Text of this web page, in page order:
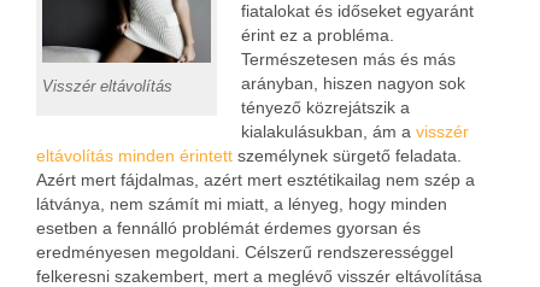
Visszér eltávolítás
fiatalokat és időseket egyaránt
érint ez a probléma.
Természetesen más és más
arányban, hiszen nagyon sok
tényező közrejátszik a
kialakulásukban, ám avisszér
eltávolítás minden érintett személynek sürgető feladata.
Azért mert fájdalmas, azért mert esztétikailag nem szép a
látványa, nem számít mi miatt, a lényeg, hogy minden
esetben a fennálló problémát érdemes gyorsan és
eredményesen megoldani. Célszerű rendszerességgel
felkeresni szakembert, mert a meglévő visszér eltávolítása